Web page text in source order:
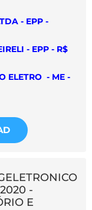
- EPP -
- EPP - R$
ELETRO - ME -
-
E